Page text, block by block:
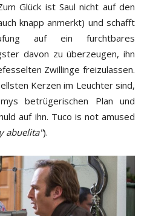
Glück ist Saul nicht auf den
knapp anmerkt) und schafft
auf ein furchtbares
davon zu überzeugen, ihn
Zwillinge freizulassen.
Kerzen im Leuchter sind,
betrügerischen Plan und
auf ihn. Tuco is not amused
abuelita").